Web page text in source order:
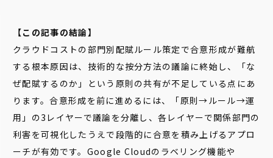
【この記事の結論】
クラウドコストの部門別配賦ルール策定で合意形成が難航
する根本原因は、技術的な按分方法の議論に終始し、「な
ぜ配賦するのか」という原則の共有が不足している点にあ
ります。合意形成を前に進めるには、「原則→ルール→運
用」の3レイヤーで議論を分離し、各レイヤーで関係部門の
利害を可視化したうえで段階的に合意を積み上げるアプロ
ーチが有効です。Google Cloudのラベリング機能や